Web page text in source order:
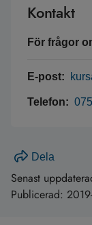
Kontakt
För frågor
E-post:
Telefon:
Dela
Senast
Publicerad: